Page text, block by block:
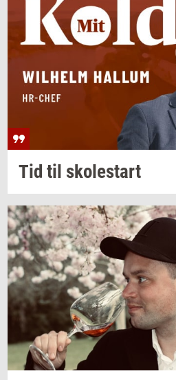
Tid til sko­lestart